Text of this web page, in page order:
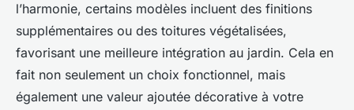
l’harmonie, certains modèles incluent des finitions
supplémentaires ou des toitures végétalisées,
favorisant une meilleure intégration au jardin. Cela en
fait non seulement un choix fonctionnel, mais
également une valeur ajoutée décorative à votre